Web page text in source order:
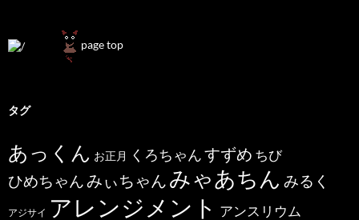
page top
タグ
あっくん お正月 くろちゃんすずめ ちび
ひめちゃんみぃちゃん みゃあちん みるく
アジサイ アレンジメント アンスリウム